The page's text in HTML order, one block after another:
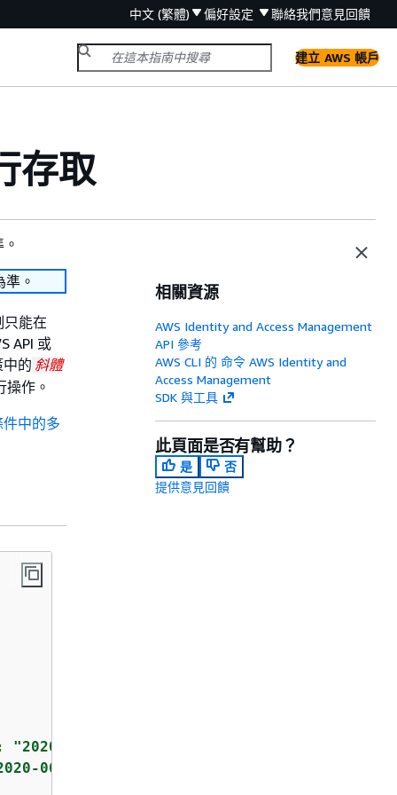
中文 (繁體) 偏好設定 聯絡我們意見回饋
建立 AWS 帳戶
存取
。
能在
API 或
的 斜體
操作。
件中的多
"2020-04-01T00:00:00Z"
06-30T23:59:59Z"
相關資源
AWS Identity and Access Management
API 參考
AWS CLI 的 命令 AWS Identity and
Access Management
SDK 與工具
此頁面是否有幫助？
是
否
提供意見回饋